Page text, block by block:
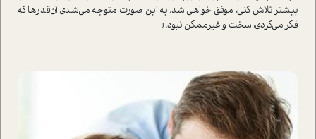
بیشتر تلاش کنی، موفق خواهی شد. به این صورت متوجه می‌شدی آن‌قدرها که
فکر می‌کردی، سخت و غیرممکن نبود.»